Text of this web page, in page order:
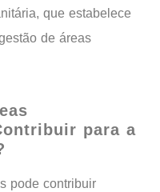
que estabelece
de áreas
para a
pode contribuir